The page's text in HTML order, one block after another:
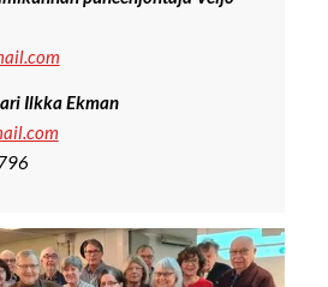
Ilkka Ekman